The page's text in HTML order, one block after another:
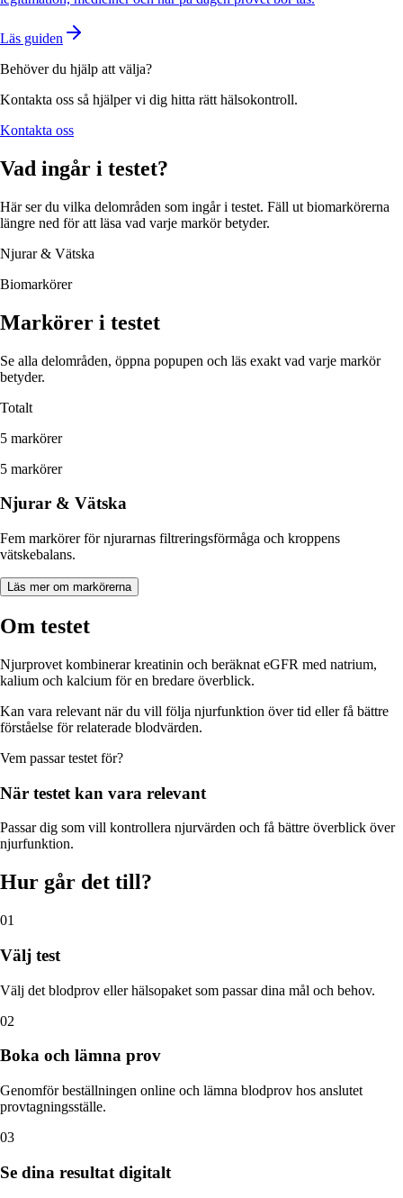
Läs guiden
Behöver du hjälp att välja?
Kontakta oss så hjälper vi dig hitta rätt hälsokontroll.
Kontakta oss
Vad ingår i testet?
Här ser du vilka delområden som ingår i testet. Fäll ut biomarkörerna
längre ned för att läsa vad varje markör betyder.
Njurar & Vätska
Biomarkörer
Markörer i testet
Se alla delområden, öppna popupen och läs exakt vad varje markör
betyder.
Totalt
5 markörer
5 markörer
Njurar & Vätska
Fem markörer för njurarnas filtreringsförmåga och kroppens
vätskebalans.
Läs mer om markörerna
Om testet
Njurprovet kombinerar kreatinin och beräknat eGFR med natrium,
kalium och kalcium för en bredare överblick.
Kan vara relevant när du vill följa njurfunktion över tid eller få bättre
förståelse för relaterade blodvärden.
Vem passartestet för?
När testet kan vara relevant
Passar dig som vill kontrollera njurvärden och få bättre överblick över
njurfunktion.
Hur går det till?
01
Välj test
Välj det blodprov eller hälsopaket som passar dina mål och behov.
02
Boka och lämna prov
Genomför beställningen online och lämna blodprov hos anslutet
provtagningsställe.
03
Se dina resultat digitalt